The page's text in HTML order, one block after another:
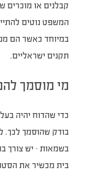
קבלנים או מוכרים
המשפט נוטים
במיוחד כאשר הם
תקנים ישראליים.
מי מוסמך
כדי שהדוח יהיה
בודק שהוסמך לכך.
בשמאות – יש צורך
בית מכשיר את